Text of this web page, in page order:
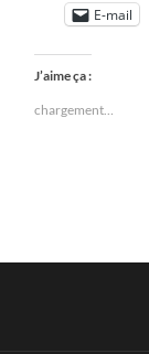
E-mail
J’aime ça :
chargement…